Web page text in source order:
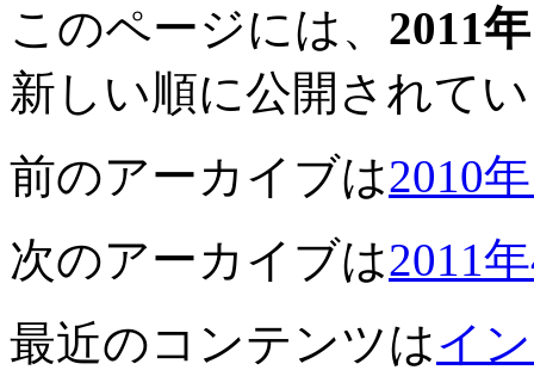
このページには、 2011
新しい順に公開されて
前のアーカイブは2010
次のアーカイブは2011
最近のコンテンツはイ